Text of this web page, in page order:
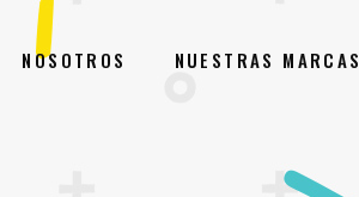
NOSOTROS NUESTRAS MARCAS